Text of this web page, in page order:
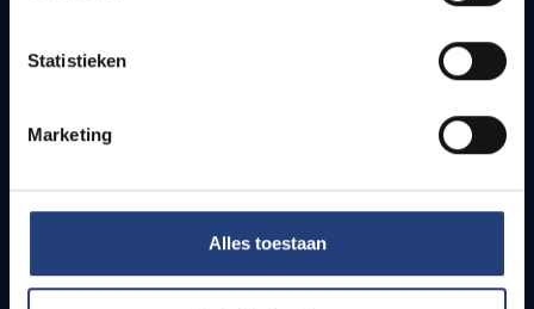
Statistieken
Marketing
Alles toestaan
How to get to the VUB campuses
Students